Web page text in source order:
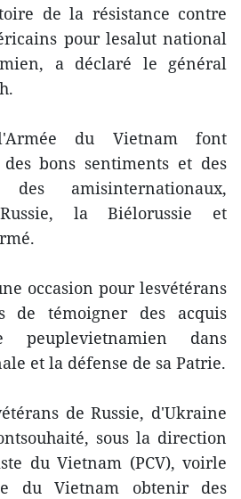
de la résistance contre
pour lesalut national
a déclaré le général
du Vietnam font
bons sentiments et des
amisinternationaux,
la Biélorussie et
occasion pour lesvétérans
de témoigner des acquis
dans
et la défense de sa Patrie.
de Russie, d'Ukraine
sous la direction
du Vietnam (PCV), voirle
du Vietnam obtenir des